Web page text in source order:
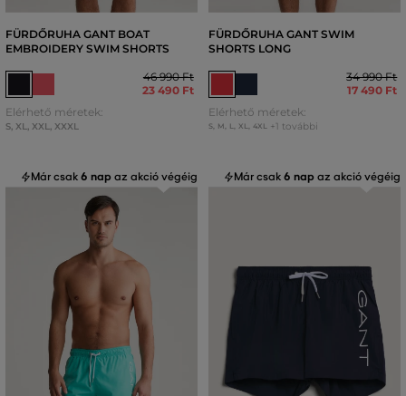
FÜRDŐRUHA GANT BOAT
EMBROIDERY SWIM SHORTS
46 990 Ft
23 490 Ft
Elérhető méretek:
S, XL, XXL, XXXL
FÜRDŐRUHA GANT SWIM
SHORTS LONG
34 990 Ft
17 490 Ft
Elérhető méretek:
S, M, L, XL, 4XL +1 további
Már csak6 nap az akció végéig Már csak6 nap az akció végéig